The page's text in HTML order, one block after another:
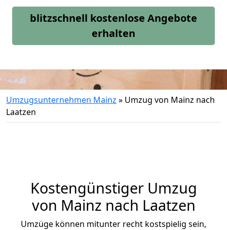
blitzschnell kostenlose Angebote
erhalten
Umzugsunternehmen Mainz » Umzug von Mainz nach
Laatzen
Kostengünstiger Umzug
von Mainz nach Laatzen
Umzüge können mitunter recht kostspielig sein,